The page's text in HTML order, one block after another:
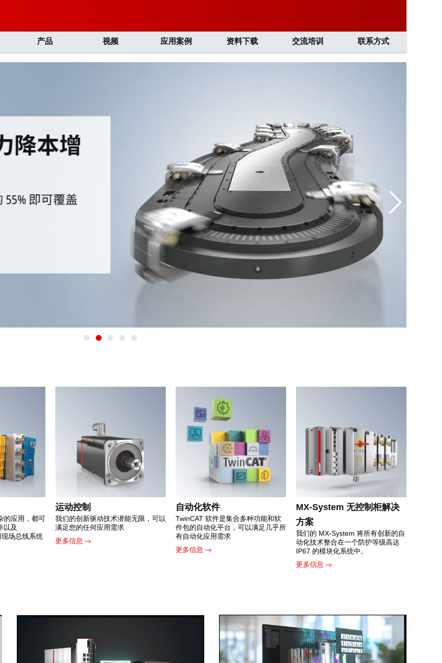
产品 视频 应用案例 资料下载 交流培训 联系方式
的应用，都可
以及
场总线系统
运动控制
我们的创新驱动技术潜能无限，可以
满足您的任何应用需求
更多信息
自动化软件
TwinCAT 软件是集合多种功能和软
件包的自动化平台，可以满足几乎所
有自动化应用需求
更多信息
MX-System 无控制柜解决
方案
我们的 MX-System 将所有创新的自
动化技术整合在一个防护等级高达
IP67 的模块化系统中。
更多信息